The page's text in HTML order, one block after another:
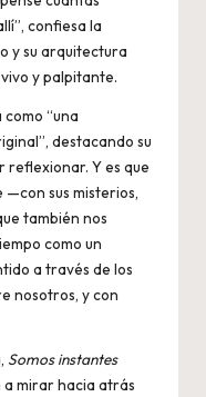
confiesa la
y su arquitectura
y palpitante.
“una
destacando su
Y es que
sus misterios,
también nos
como un
a través de los
nosotros, y con
Somos instantes
a mirar hacia atrás